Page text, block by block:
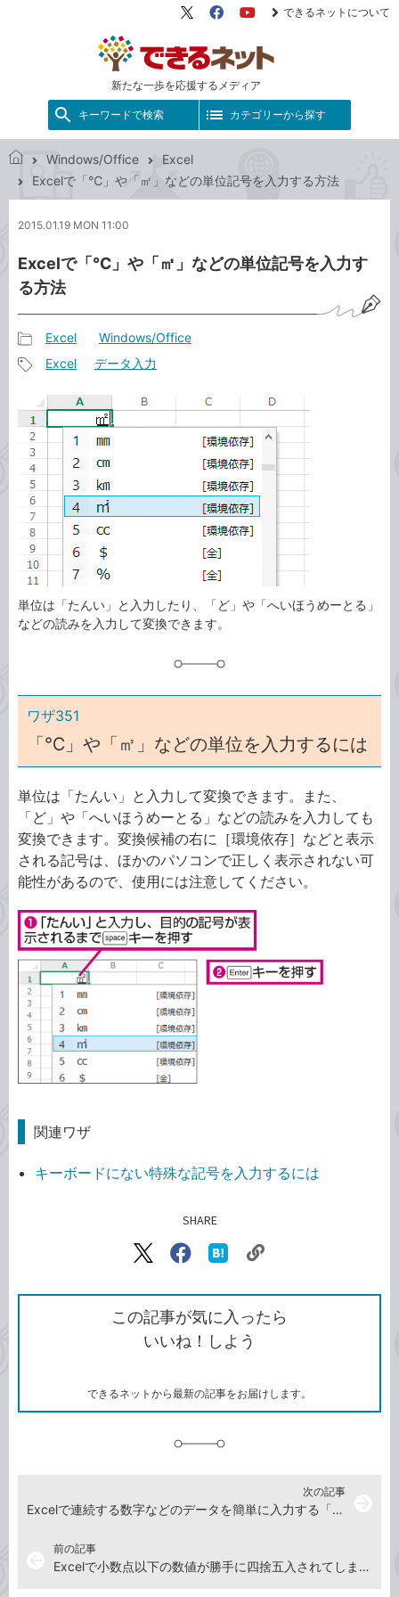
新たな一歩を応援するメディア
X（旧
FacebookYouTube
できるネットについて
キーワードで検索 カテゴリーから探す
で
ネ
ト
Windows/Office
Excel
Excelで「℃」や「㎡」などの単位記号を入力する方法
2015.01.19 MON 11:00
Excelで「℃」や「㎡」などの単位記号を入力す
る方法
事
テ
ゴ
リ
Excel Windows/Office
タ
グ
Excel データ入力
単位は「たんい」と入力したり、「ど」や「へいほうめーとる」
などの読みを入力して変換できます。
ワザ351
「℃」や「㎡」などの単位を入力するには
単位は「たんい」と入力して変換できます。また、
「ど」や「へいほうめーとる」などの読みを入力しても
変換できます。変換候補の右に［環境依存］などと表示
される記号は、ほかのパソコンで正しく表示されない可
能性があるので、使用には注意してください。
関連ワザ
キーボードにない特殊な記号を入力するには
SHARE
X（旧
で
シ
ェ
ア
Facebook
シ
ェ
ア
な
ブ
ッ
ク
ク
ク
を
コ
この記事が気に入ったら
いいね！しよう
できるネットから最新の記事をお届けします。
前の記事
Excelで小数点以下の数値が勝手に四捨五入されてしまうときの対処方法
次の記事
Excelで連続する数字などのデータを簡単に入力する「オートフィル」の使い方